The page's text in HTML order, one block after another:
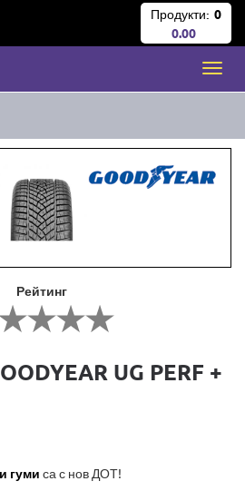
Продукти: 0
0.00
Рейтинг
UG PERF +
гуми са с нов ДОТ!